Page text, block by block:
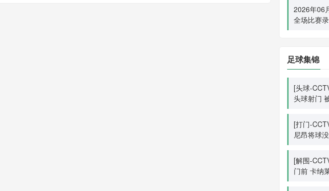
2026年06
全场比赛
足球集锦
[头球-
头球射门
[打门-
尼昂将球
[解围-
门前 卡纳